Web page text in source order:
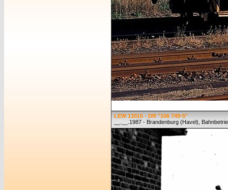
LEW 13015 - DR "106 749-5"
__.__.1987 - Brandenburg (Havel),